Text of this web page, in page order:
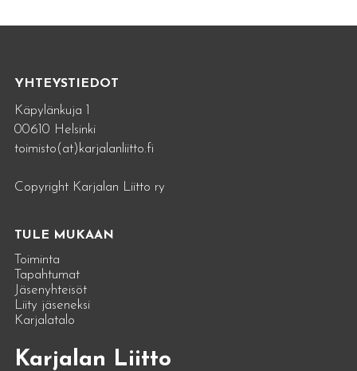
YHTEYSTIEDOT
Käpylänkuja 1
00610 Helsinki
toimisto(at)karjalanliitto.fi
Copyright Karjalan Liitto ry
TULE MUKAAN
Toiminta
Tapahtumat
Jäsenyhteisöt
Liity jäseneksi
Karjalatalo
Karjalan Liitto